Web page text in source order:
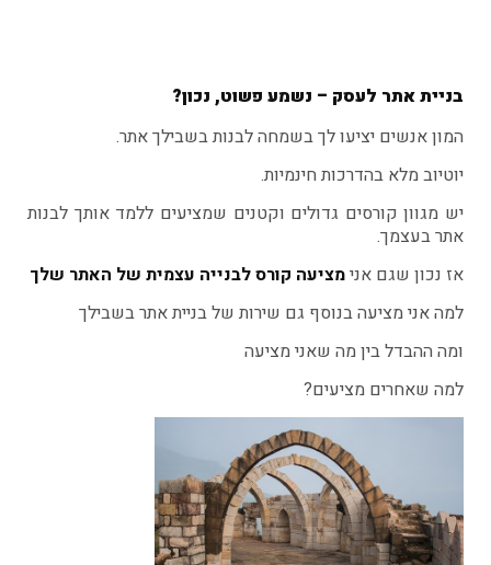
בניית אתר לעסק – נשמע פשוט, נכון?
המון אנשים יציעו לך בשמחה לבנות בשבילך אתר.
יוטיוב מלא בהדרכות חינמיות.
יש מגוון קורסים גדולים וקטנים שמציעים ללמד אותך לבנות
אתר בעצמך.
אז נכון שגם אנימציעה קורס לבנייה עצמית של האתר שלך
למה אני מציעה בנוסף גם שירות של בניית אתר בשבילך
ומה ההבדל בין מה שאני מציעה
למה שאחרים מציעים?